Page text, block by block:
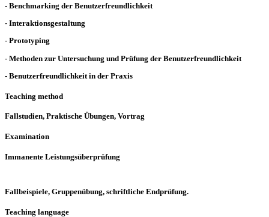
- Benchmarking der Benutzerfreundlichkeit
- Interaktionsgestaltung
- Prototyping
- Methoden zur Untersuchung und Prüfung der Benutzerfreundlichkeit
- Benutzerfreundlichkeit in der Praxis
Teaching method
Fallstudien, Praktische Übungen, Vortrag
Examination
Immanente Leistungsüberprüfung
Fallbeispiele, Gruppenübung, schriftliche Endprüfung.
Teaching language